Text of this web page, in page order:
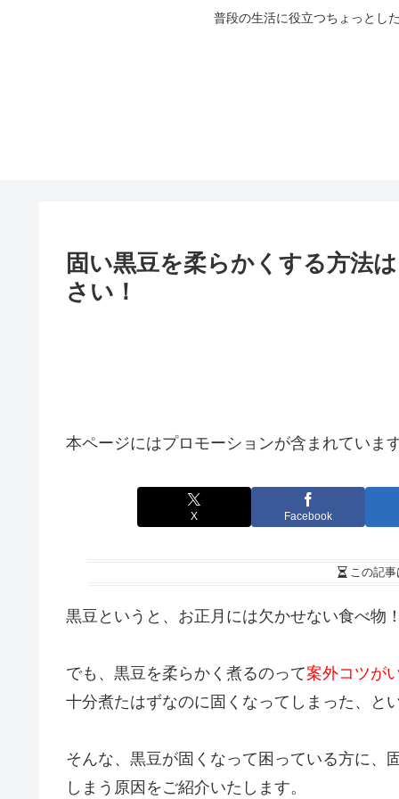
普段の生活に役立つちょっとし
固い黒豆を柔らかくする方法
さい！
本ページにはプロモーションが含まれていま
X Facebook
この記事
黒豆というと、お正月には欠かせない食べ物
でも、黒豆を柔らかく煮るのって案外コツが
十分煮たはずなのに固くなってしまった、と
そんな、黒豆が固くなって困っている方に、
しまう原因をご紹介いたします。